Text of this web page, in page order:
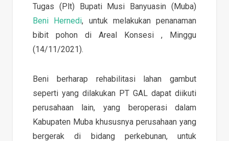
Tugas (Plt) Bupati Musi Banyuasin (Muba)
Beni Hernedi, untuk melakukan penanaman
bibit pohon di Areal Konsesi , Minggu
(14/11/2021).
Beni berharap rehabilitasi lahan gambut
seperti yang dilakukan PT GAL dapat diikuti
perusahaan lain, yang beroperasi dalam
Kabupaten Muba khususnya perusahaan yang
bergerak di bidang perkebunan, untuk